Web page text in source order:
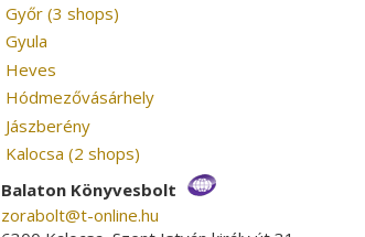
Győr (3 shops)
Gyula
Heves
Hódmezővásárhely
Jászberény
Kalocsa (2 shops)
Balaton Könyvesbolt
zorabolt­@­t-online.hu